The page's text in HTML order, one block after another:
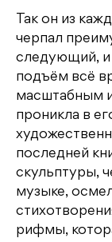
Так он из
черпал
следующий, и
подъём всё
масштабным
проникла в
последней
скульптуры,
музыке,
рифмы,